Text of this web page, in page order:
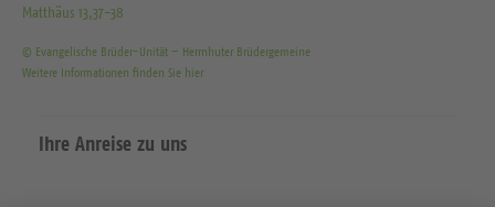
Matthäus 13,37-38
© Evangelische Brüder-Unität – Herrnhuter Brüdergemeine
Weitere Informationen finden Sie hier
Ihre Anreise zu uns